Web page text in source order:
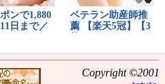
Copyright ©2001